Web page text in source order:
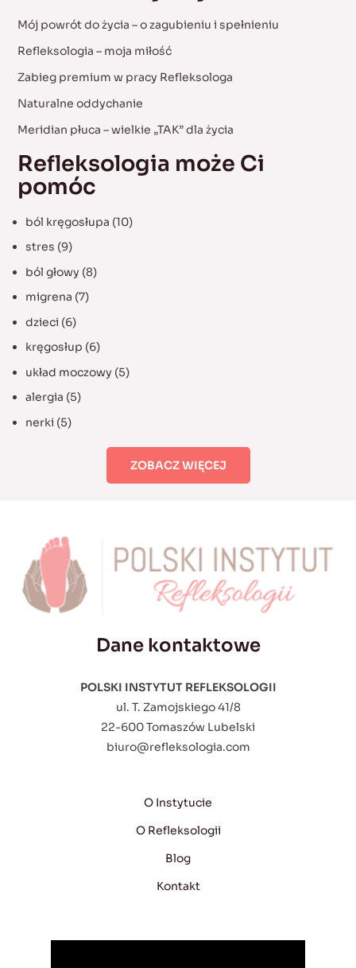
c
o
r
:
Mój powrót do życia – o zagubieniu i spełnieniu
Refleksologia – moja miłość
Zabieg premium w pracy Refleksologa
Naturalne oddychanie
Meridian płuca – wielkie „TAK” dla życia
Refleksologia może Ci
pomóc
ból kręgosłupa (10)
stres (9)
ból głowy (8)
migrena (7)
dzieci (6)
kręgosłup (6)
układ moczowy (5)
alergia (5)
nerki (5)
ZOBACZ WIĘCEJ
Dane kontaktowe
POLSKI INSTYTUT REFLEKSOLOGII
ul. T. Zamojskiego 41/8
22-600 Tomaszów Lubelski
biuro@refleksologia.com
O Instytucie
O Refleksologii
Blog
Kontakt